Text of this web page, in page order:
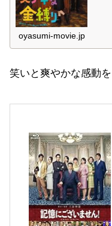
oyasumi-movie.jp
笑いと爽やかな感動を